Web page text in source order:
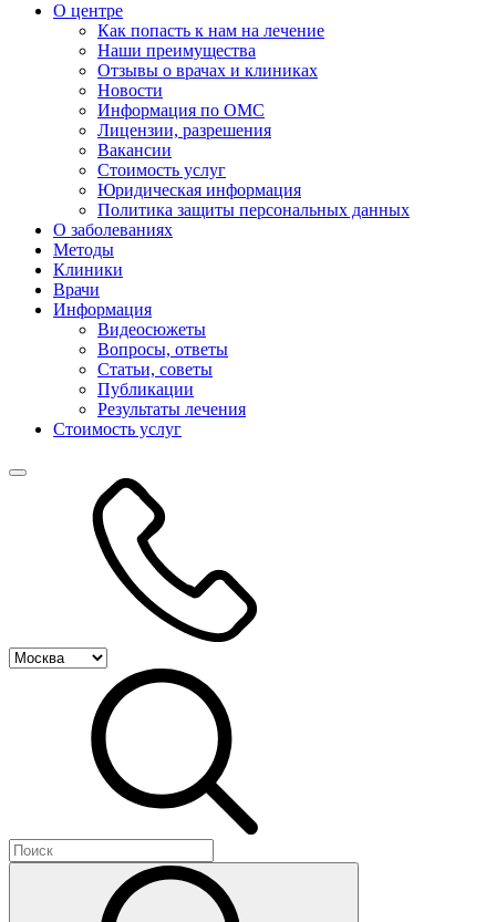
О центре
Как попасть к нам на лечение
Наши преимущества
Отзывы о врачах и клиниках
Новости
Информация по ОМС
Лицензии, разрешения
Вакансии
Стоимость услуг
Юридическая информация
Политика защиты персональных данных
О заболеваниях
Методы
Клиники
Врачи
Информация
Видеосюжеты
Вопросы, ответы
Статьи, советы
Публикации
Результаты лечения
Стоимость услуг